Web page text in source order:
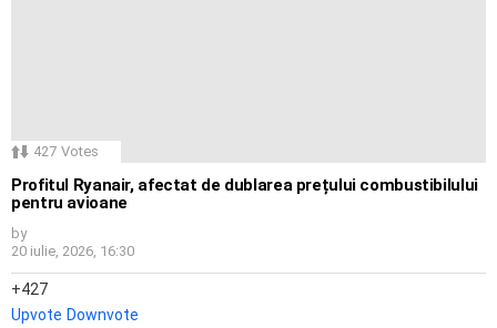
427 Votes
Profitul Ryanair, afectat de dublarea prețului combustibilului
pentru avioane
by
20 iulie, 2026, 16:30
427
Upvote Downvote